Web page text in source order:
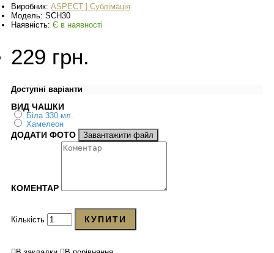
Виробник: ASPECT | Сублімація
Модель: SCH30
Наявність: Є в наявності
229 грн.
Доступні варіанти
ВИД ЧАШКИ
Біла 330 мл.
Хамелеон
ДОДАТИ ФОТО Завантажити файл
КОМЕНТАР
Кількість КУПИТИ